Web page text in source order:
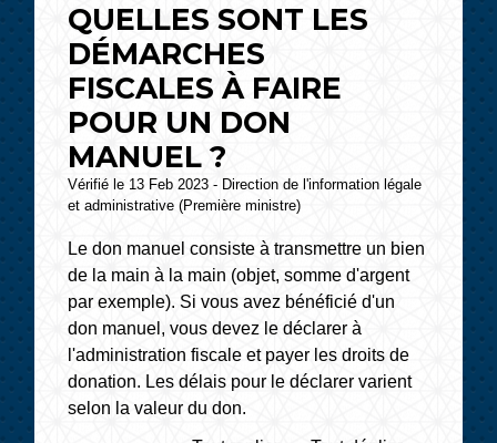
QUELLES SONT LES
DÉMARCHES
FISCALES À FAIRE
POUR UN DON
MANUEL ?
Vérifié le 13 Feb 2023 - Direction de l'information légale
et administrative (Première ministre)
Le don manuel consiste à transmettre un bien
de la main à la main (objet, somme d'argent
par exemple). Si vous avez bénéficié d'un
don manuel, vous devez le déclarer à
l'administration fiscale et payer les droits de
donation. Les délais pour le déclarer varient
selon la valeur du don.